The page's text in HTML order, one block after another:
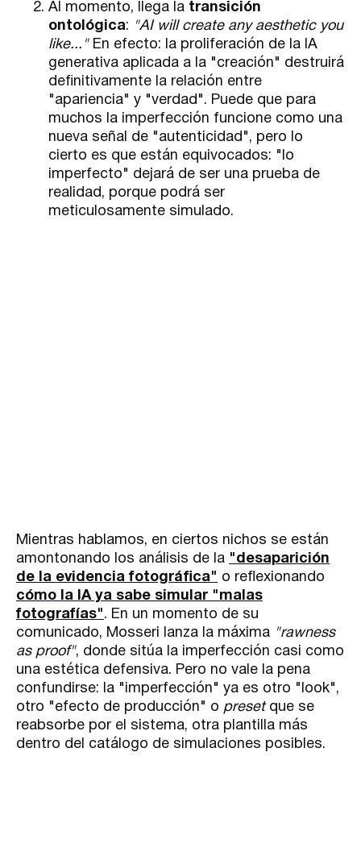
Al momento, llega la transición
ontológica: "AI will create any aesthetic you
like..."En efecto: la proliferación de la IA
generativa aplicada a la "creación" destruirá
definitivamente la relación entre
"apariencia" y "verdad". Puede que para
muchos la imperfección funcione como una
nueva señal de "autenticidad", pero lo
cierto es que están equivocados: "lo
imperfecto" dejará de ser una prueba de
realidad, porque podrá ser
meticulosamente simulado.
Mientras hablamos, en ciertos nichos se están
amontonando los análisis de la "desaparición
de la evidencia fotográfica" o reflexionando
cómo la IA ya sabe simular "malas
fotografías". En un momento de su
comunicado, Mosseri lanza la máxima "rawness
as proof", donde sitúa la imperfección casi como
una estética defensiva. Pero no vale la pena
confundirse: la "imperfección" ya es otro "look",
otro "efecto de producción" o presetque se
reabsorbe por el sistema, otra plantilla más
dentro del catálogo de simulaciones posibles.